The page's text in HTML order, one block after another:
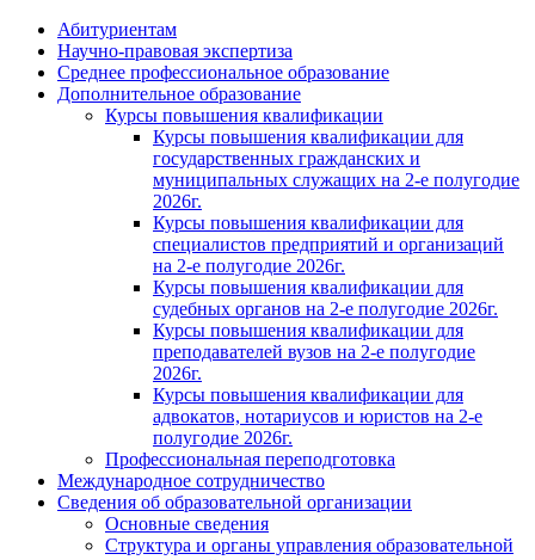
Абитуриентам
Научно-правовая экспертиза
Cреднее профессиональное образование
Дополнительное образование
Курсы повышения квалификации
Курсы повышения квалификации для
государственных гражданских и
муниципальных служащих на 2-е полугодие
2026г.
Курсы повышения квалификации для
специалистов предприятий и организаций
на 2-е полугодие 2026г.
Курсы повышения квалификации для
судебных органов на 2-е полугодие 2026г.
Курсы повышения квалификации для
преподавателей вузов на 2-е полугодие
2026г.
Курсы повышения квалификации для
адвокатов, нотариусов и юристов на 2-е
полугодие 2026г.
Профессиональная переподготовка
Международное сотрудничество
Сведения об образовательной организации
Основные сведения
Структура и органы управления образовательной